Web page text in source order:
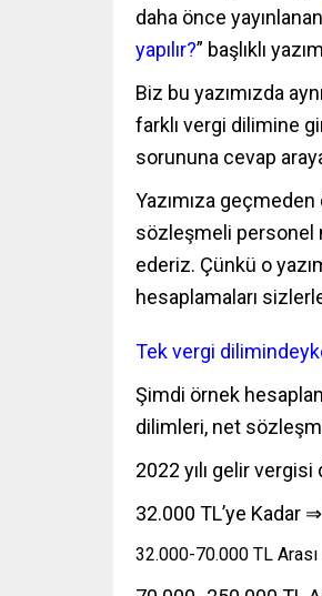
daha önce
yapılır?” başlıklı
Biz bu yazımızda
farklı vergi dilimine
sorununa cevap
Yazımıza
sözleşmeli personel
ederiz. Çünkü o
hesaplamaları
Tek vergi
Şimdi örnek
dilimleri, net
2022 yılı gelir vergisi
32.000 TL’ye Kadar
32.000-70.000 TL